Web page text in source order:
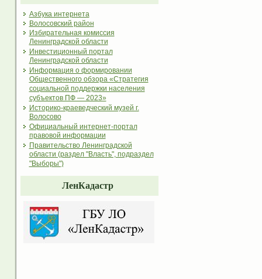
Азбука интернета
Волосовский район
Избирательная комиссия
Ленинградской области
Инвестиционный портал
Ленинградской области
Информация о формировании
Общественного обзора «Стратегия
социальной поддержки населения
субъектов ПФ — 2023»
Историко-краеведческий музей г.
Волосово
Официальный интернет-портал
правовой информации
Правительство Ленинградской
области (раздел "Власть", подраздел
"Выборы")
ЛенКадастр